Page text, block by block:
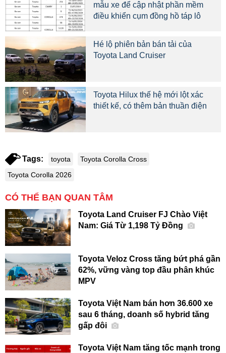
mẫu xe để cập nhật phần mềm
điều khiển cụm đồng hồ táp lô
Hé lộ phiên bản bán tải của
Toyota Land Cruiser
Toyota Hilux thế hệ mới lột xác
thiết kế, có thêm bản thuần điện
Tags: toyota
Toyota Corolla Cross
Toyota Corolla 2026
CÓ THỂ BẠN QUAN TÂM
Toyota Land Cruiser FJ Chào Việt
Nam: Giá Từ 1,198 Tỷ Đồng
Toyota Veloz Cross tăng bứt phá gần
62%, vững vàng top đầu phân khúc
MPV
Toyota Việt Nam bán hơn 36.600 xe
sau 6 tháng, doanh số hybrid tăng
gấp đôi
Toyota Việt Nam tăng tốc mạnh trong